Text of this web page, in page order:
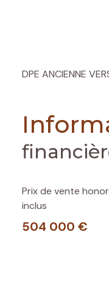
DPE ANCIENNE
Prix de vente
inclus
504 000 €